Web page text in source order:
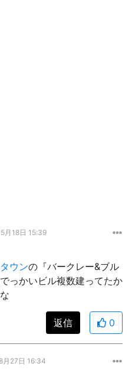
月18日 15:39
ウンの『バークレー&ブル
っかいビル複数建ってたか
返信 0
27日 16:34